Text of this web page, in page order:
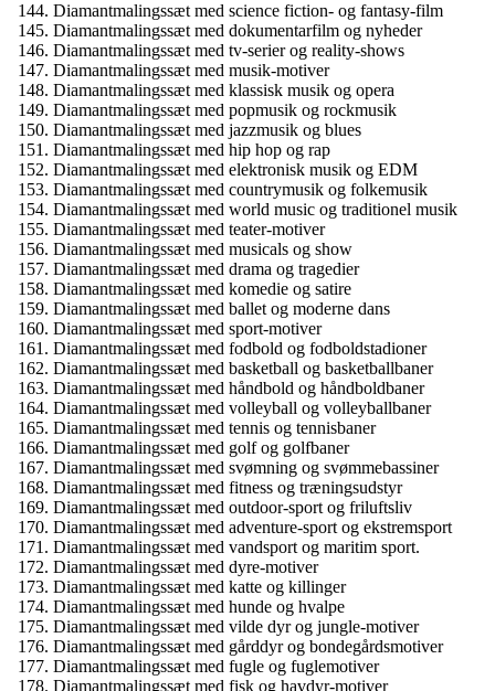
Diamantmalingssæt med science fiction- og fantasy-film
Diamantmalingssæt med dokumentarfilm og nyheder
Diamantmalingssæt med tv-serier og reality-shows
Diamantmalingssæt med musik-motiver
Diamantmalingssæt med klassisk musik og opera
Diamantmalingssæt med popmusik og rockmusik
Diamantmalingssæt med jazzmusik og blues
Diamantmalingssæt med hip hop og rap
Diamantmalingssæt med elektronisk musik og EDM
Diamantmalingssæt med countrymusik og folkemusik
Diamantmalingssæt med world music og traditionel musik
Diamantmalingssæt med teater-motiver
Diamantmalingssæt med musicals og show
Diamantmalingssæt med drama og tragedier
Diamantmalingssæt med komedie og satire
Diamantmalingssæt med ballet og moderne dans
Diamantmalingssæt med sport-motiver
Diamantmalingssæt med fodbold og fodboldstadioner
Diamantmalingssæt med basketball og basketballbaner
Diamantmalingssæt med håndbold og håndboldbaner
Diamantmalingssæt med volleyball og volleyballbaner
Diamantmalingssæt med tennis og tennisbaner
Diamantmalingssæt med golf og golfbaner
Diamantmalingssæt med svømning og svømmebassiner
Diamantmalingssæt med fitness og træningsudstyr
Diamantmalingssæt med outdoor-sport og friluftsliv
Diamantmalingssæt med adventure-sport og ekstremsport
Diamantmalingssæt med vandsport og maritim sport.
Diamantmalingssæt med dyre-motiver
Diamantmalingssæt med katte og killinger
Diamantmalingssæt med hunde og hvalpe
Diamantmalingssæt med vilde dyr og jungle-motiver
Diamantmalingssæt med gårddyr og bondegårdsmotiver
Diamantmalingssæt med fugle og fuglemotiver
Diamantmalingssæt med fisk og havdyr-motiver